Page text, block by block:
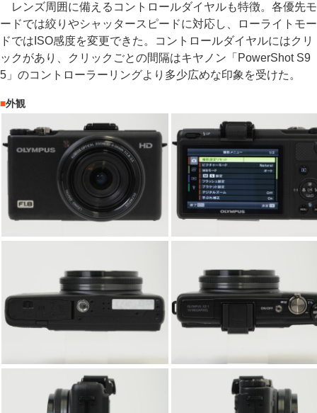
レンズ周囲に備えるコントロールダイヤルも特徴。各優先モ
ードでは絞りやシャッタースピードに対応し、ローライトモー
ドではISO感度を変更できた。コントロールダイヤルにはクリ
ックがあり、クリックごとの間隔はキヤノン「PowerShot S9
5」のコントローラーリングより多少広めな印象を受けた。
■外観